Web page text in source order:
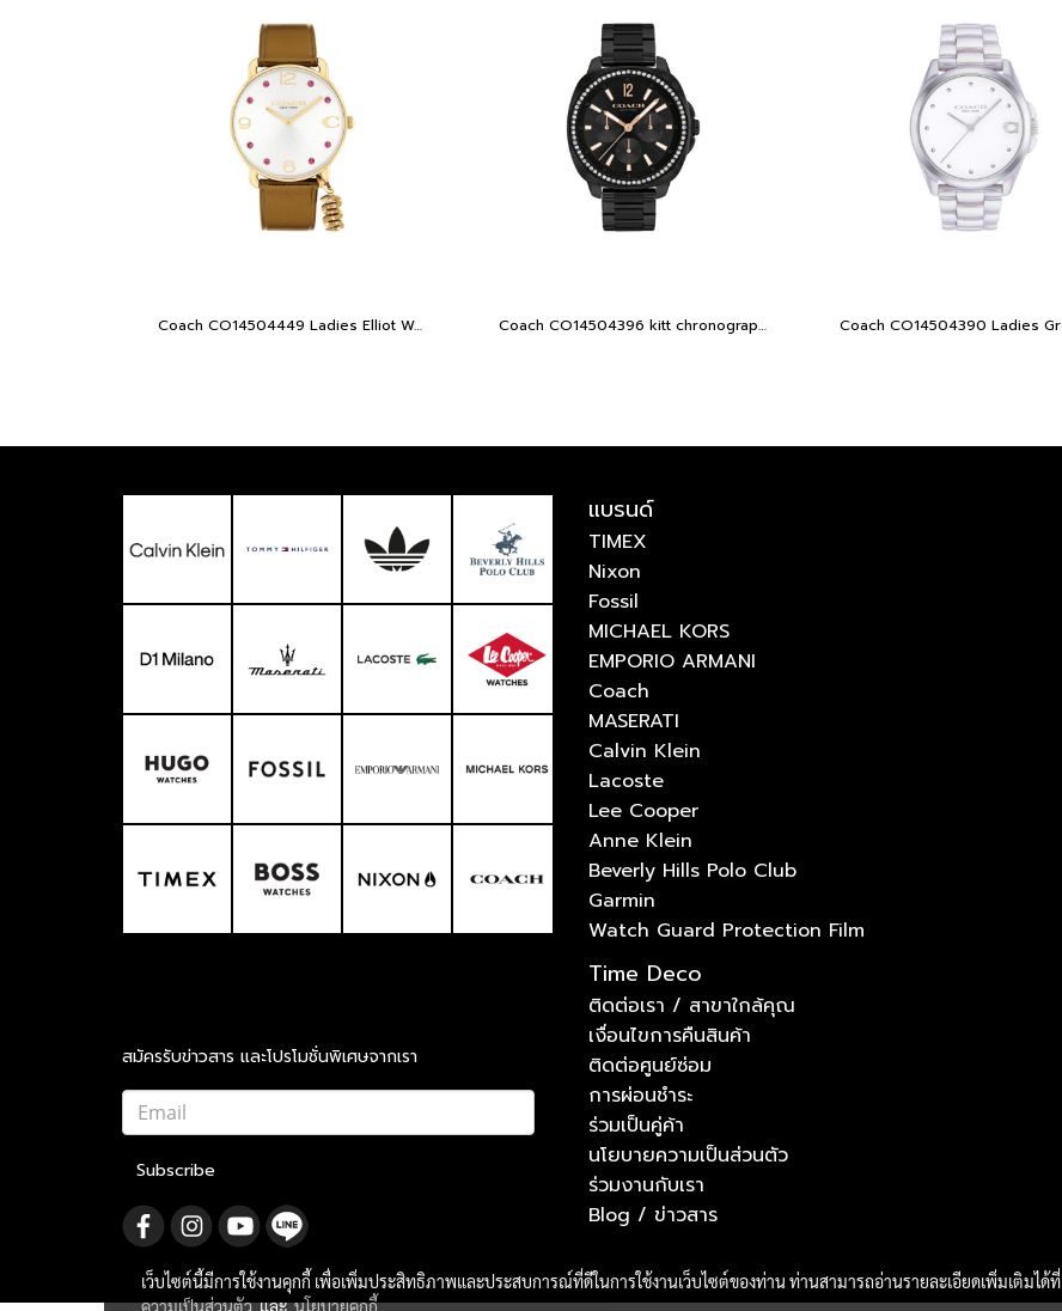
Coach CO14504449 Ladies Elliot Women's Watch Coach CO14504396 kitt chronograph Women's Watch
สมัครรับข่าวสาร และโปรโมชั่นพิเศษจากเรา
Subscribe
แบรนด์
TIMEX
Nixon
Fossil
MICHAEL KORS
EMPORIO ARMANI
Coach
MASERATI
Calvin Klein
Lacoste
Lee Cooper
Anne Klein
Beverly Hills Polo Club
Garmin
Watch Guard Protection Film
Time Deco
ติดต่อเรา / สาขาใกล้คุณ
เงื่อนไขการคืนสินค้า
ติดต่อศูนย์ซ่อม
การผ่อนชำระ
ร่วมเป็นคู่ค้า
นโยบายความเป็นส่วนตัว
ร่วมงานกับเรา
Blog / ข่าวสาร
เว็บไซต์นี้มีการใช้งานคุกกี้ เพื่อเพิ่มประสิทธิภาพและประสบการณ์ที่ดีในการใช้งานเว็บไซต์ของท่าน ท่านสามารถอ่านรายละเอียดเพิ่มเติมได้ที่
ความเป็นส่วนตัวและนโยบายคุกกี้